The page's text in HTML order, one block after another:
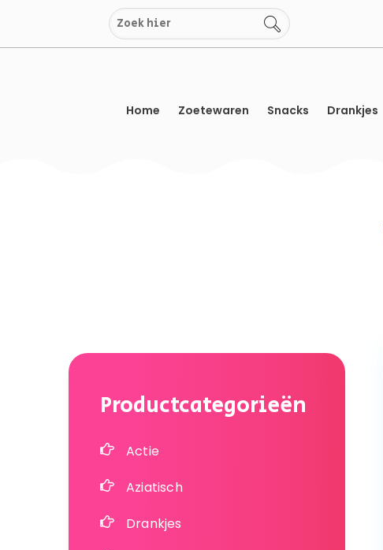
inhoud
Home Zoetewaren Snacks Drankjes
Productcategorieën
Actie
Aziatisch
Drankjes